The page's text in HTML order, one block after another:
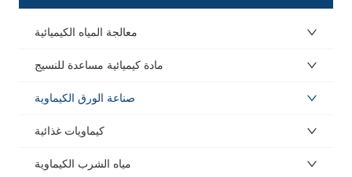
4.0-7.0 · المحتوى الصلب٪: 50
معالجة المياه الكيميائية
مادة كيميائية مساعدة للنسيج
صناعة الورق الكيماوية
كيماويات غذائية
مياه الشرب الكيماوية